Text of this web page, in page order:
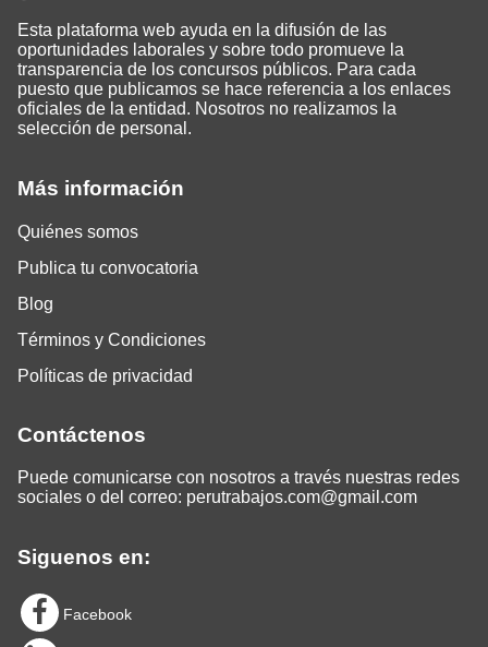
Más información
Quiénes somos
Publica tu convocatoria
Blog
Términos y Condiciones
Políticas de privacidad
Contáctenos
Puede comunicarse con nosotros a través nuestras redes
sociales o del correo: perutrabajos.com@gmail.com
Siguenos en:
Facebook
Esta plataforma web ayuda en la difusión de las
oportunidades laborales y sobre todo promueve la
transparencia de los concursos públicos. Para cada
puesto que publicamos se hace referencia a los enlaces
oficiales de la entidad. Nosotros no realizamos la
selección de personal.